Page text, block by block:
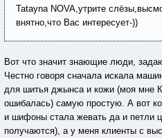
Tatayna NOVA,утрите
внятно,что Вас интересует-))
Вот что значит знающие люди,
Честно говоря сначала искала
для шитья джынса и кожи (моя мне
ошибалась) самую простую. А вот
и шифоны стала жевать да и петли
получаются), а у меня клиенты с